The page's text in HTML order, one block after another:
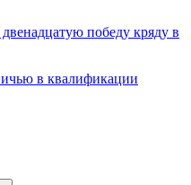
победу кряду в
в квалификации